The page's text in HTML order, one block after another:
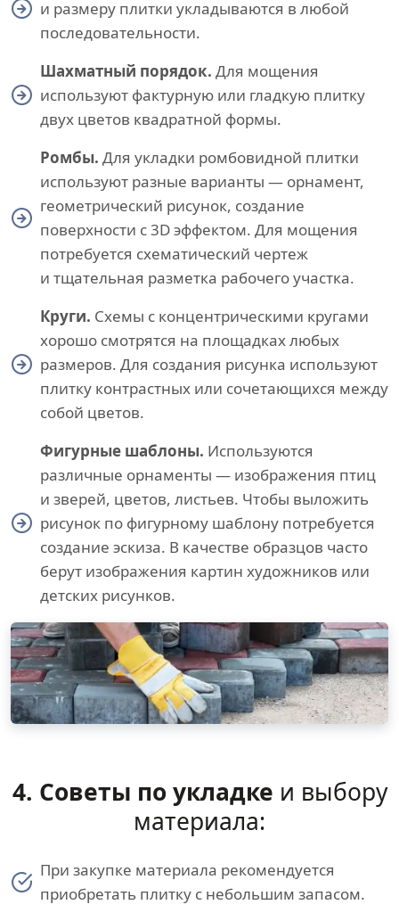
и размеру плитки укладываются в любой
последовательности.
Шахматный порядок. Для мощения
используют фактурную или гладкую плитку
двух цветов квадратной формы.
Ромбы. Для укладки ромбовидной плитки
используют разные варианты — орнамент,
геометрический рисунок, создание
поверхности с 3D эффектом. Для мощения
потребуется схематический чертеж
и тщательная разметка рабочего участка.
Круги. Схемы с концентрическими кругами
хорошо смотрятся на площадках любых
размеров. Для создания рисунка используют
плитку контрастных или сочетающихся между
собой цветов.
Фигурные шаблоны. Используются
различные орнаменты — изображения птиц
и зверей, цветов, листьев. Чтобы выложить
рисунок по фигурному шаблону потребуется
создание эскиза. В качестве образцов часто
берут изображения картин художников или
детских рисунков.
4. Советы по укладке и выбору
материала:
При закупке материала рекомендуется
приобретать плитку с небольшим запасом.